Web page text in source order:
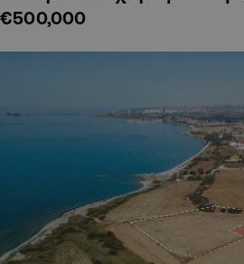
€500,000